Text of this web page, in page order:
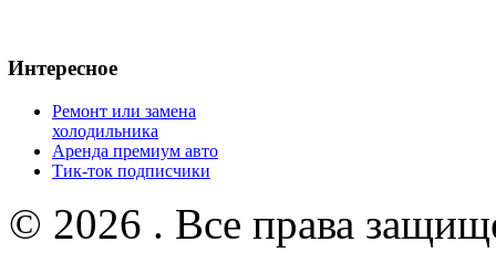
Интересное
Ремонт или замена
холодильника
Аренда премиум авто
Тик-ток подписчики
© 2026 . Все права